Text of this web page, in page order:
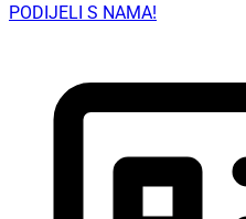
PODIJELI S NAMA!